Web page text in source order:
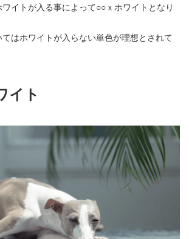
イトが入る事によって○○ｘホワイトとなり
てはホワイトが入らない単色が理想とされて
イト